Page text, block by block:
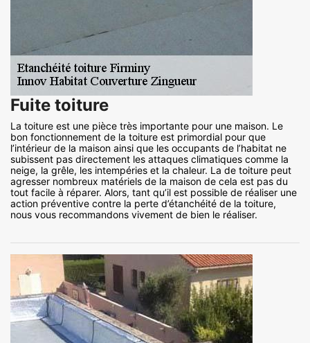
Fuite toiture
La toiture est une pièce très importante pour une maison. Le
bon fonctionnement de la toiture est primordial pour que
l’intérieur de la maison ainsi que les occupants de l’habitat ne
subissent pas directement les attaques climatiques comme la
neige, la grêle, les intempéries et la chaleur. La de toiture peut
agresser nombreux matériels de la maison de cela est pas du
tout facile à réparer. Alors, tant qu’il est possible de réaliser une
action préventive contre la perte d’étanchéité de la toiture,
nous vous recommandons vivement de bien le réaliser.